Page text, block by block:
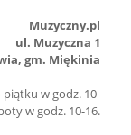
Muzyczny.pl
ul. Muzyczna 1
gm. Miękinia
w godz. 10-
w godz. 10-16.